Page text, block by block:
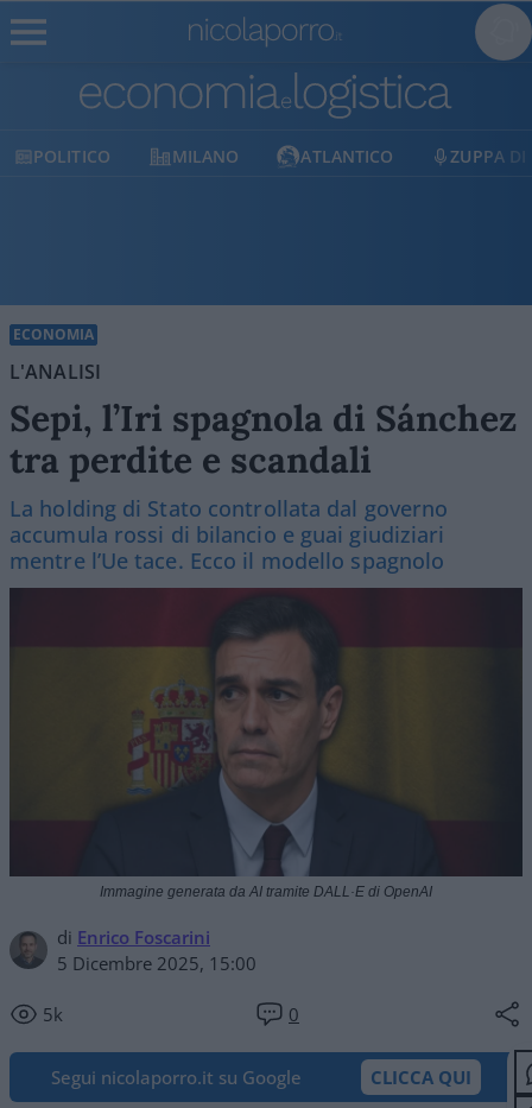
MILANO ATLANTICO ZUPPA DI PORRO
ECONOMIA
L'ANALISI
Sepi, l’Iri spagnola di Sánchez
tra perdite e scandali
La holding di Stato controllata dal governo
accumula rossi di bilancio e guai giudiziari
mentre l’Ue tace. Ecco il modello spagnolo
di Enrico Foscarini
5 Dicembre 2025, 15:00
5k 0
Immagine generata da AI tramite DALL·E di OpenAI
Segui nicolaporro.it su Google CLICCA QUI